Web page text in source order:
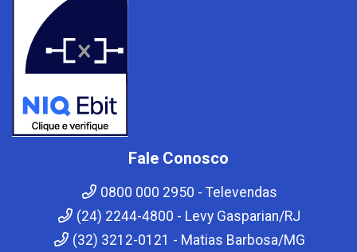
Fale Conosco
0800 000 2950 - Televendas
(24) 2244-4800 - Levy Gasparian/RJ
(32) 3212-0121 - Matias Barbosa/MG